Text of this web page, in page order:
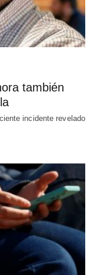
también
incidente revelado